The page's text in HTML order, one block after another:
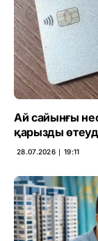
Ай сайынғы
қарызды
28.07.2026 ∣ 19:11